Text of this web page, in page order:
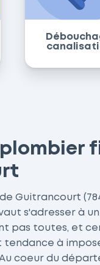
Guitrancourt
s'adresser à
pas toutes, et
tendance à
coeur du